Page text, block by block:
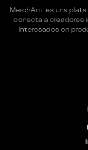
MerchAnt es una
conecta a creadores
interesados en